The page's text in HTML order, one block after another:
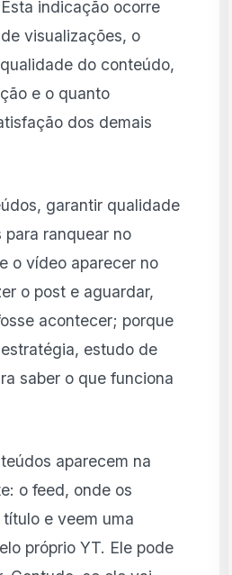
indicação ocorre
visualizações, o
do conteúdo,
e o quanto
dos demais
garantir qualidade
ranquear no
o vídeo aparecer no
o post e aguardar,
acontecer; porque
estudo de
saber o que funciona
aparecem na
o feed, onde os
e veem uma
próprio YT. Ele pode